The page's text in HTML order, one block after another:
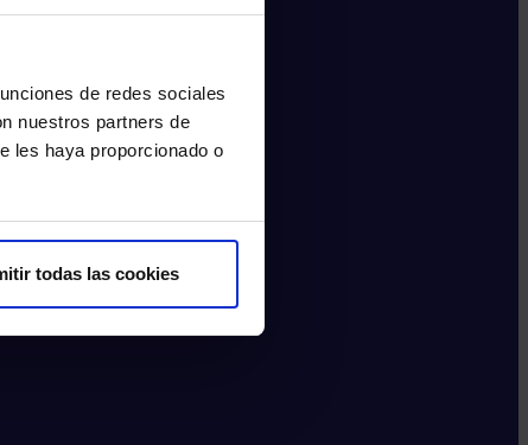
de redes sociales
nuestros partners de
les haya proporcionado o
todas las cookies